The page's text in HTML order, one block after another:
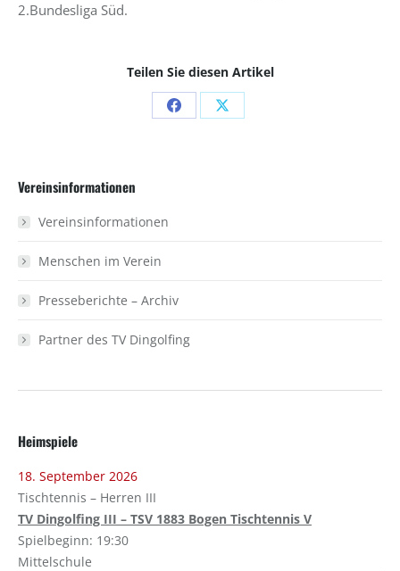
2.Bundesliga Süd.
Teilen Sie diesen Artikel
Share Share
Vereinsinformationen
Vereinsinformationen
Menschen im Verein
Presseberichte – Archiv
Partner des TV Dingolfing
Heimspiele
18. September 2026
Tischtennis – Herren III
TV Dingolfing III – TSV 1883 Bogen Tischtennis V
Spielbeginn: 19:30
Mittelschule